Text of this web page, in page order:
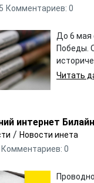
Комментариев: 0
До 6 мая
Победы.
Читать
интернет
/ Новости инета
Комментариев: 0